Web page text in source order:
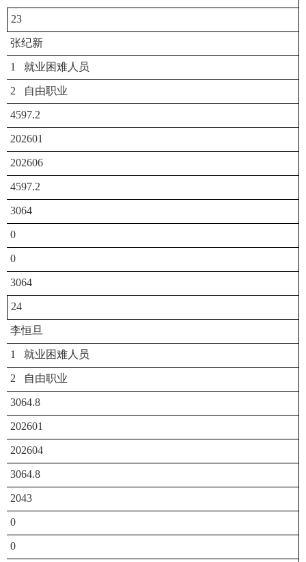
23
张纪新
1 就业困难人员
2 自由职业
4597.2
202601
202606
4597.2
3064
0
0
3064
24
李恒旦
1 就业困难人员
2 自由职业
3064.8
202601
202604
3064.8
2043
0
0